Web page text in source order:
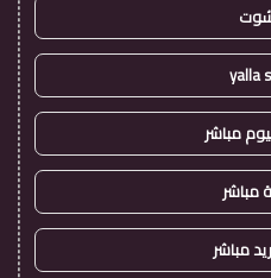
شوت
yalla
مباشر
مباشر
مباشر